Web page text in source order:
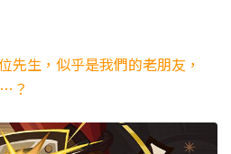
生，似乎是我們的老朋友，
？